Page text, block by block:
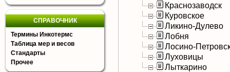
СПРАВОЧНИК
Термины Инкотермс
Таблица мер и весов
Стандарты
Прочее
Краснозаводск
Куровское
Ликино-Дулево
Лобня
Лосино-
Луховицы
Лыткарино